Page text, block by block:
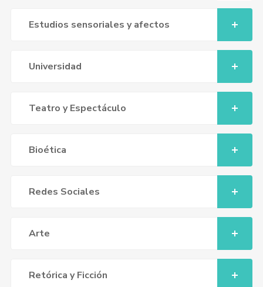
Estudios sensoriales y afectos
Universidad
Teatro y Espectáculo
Bioética
Redes Sociales
Arte
Retórica y Ficción